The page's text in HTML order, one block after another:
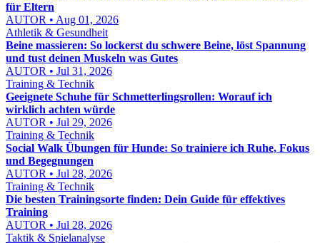
für Eltern
AUTOR • Aug 01, 2026
Athletik & Gesundheit
Beine massieren: So lockerst du schwere Beine, löst Spannung
und tust deinen Muskeln was Gutes
AUTOR • Jul 31, 2026
Training & Technik
Geeignete Schuhe für Schmetterlingsrollen: Worauf ich
wirklich achten würde
AUTOR • Jul 29, 2026
Training & Technik
Social Walk Übungen für Hunde: So trainiere ich Ruhe, Fokus
und Begegnungen
AUTOR • Jul 28, 2026
Training & Technik
Die besten Trainingsorte finden: Dein Guide für effektives
Training
AUTOR • Jul 28, 2026
Taktik & Spielanalyse